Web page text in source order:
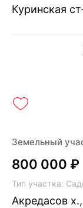
Куринская
Земельный
800 000 ₽
Тип участка:
Акредасов х.,